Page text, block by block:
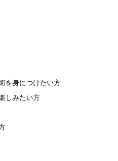
を身につけたい方
しみたい方